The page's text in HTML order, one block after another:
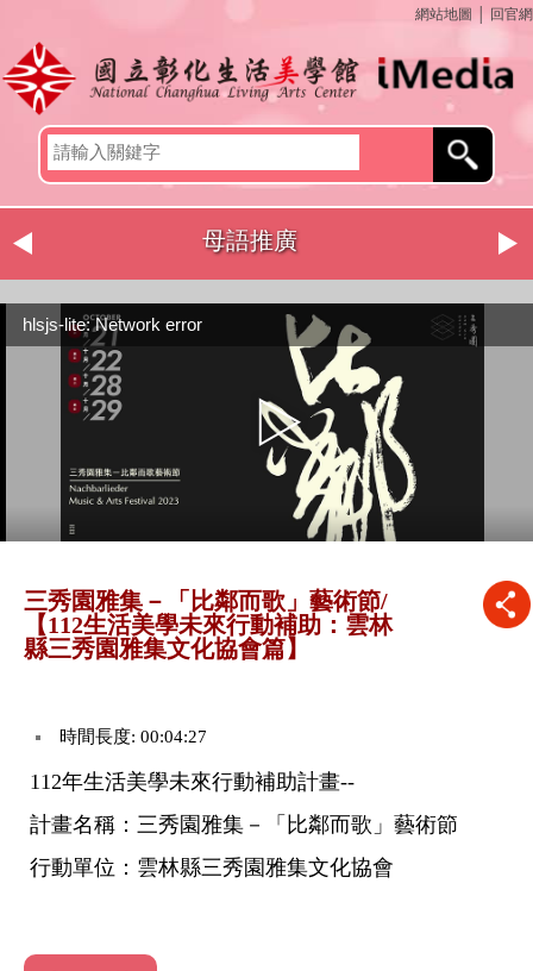
網站地圖 回官網
母語推廣
hlsjs-lite: Network error
三秀園雅集－「比鄰而歌」藝術節/
【112生活美學未來行動補助：雲林
縣三秀園雅集文化協會篇】
時間長度: 00:04:27
112年生活美學未來行動補助計畫--
計畫名稱：三秀園雅集－「比鄰而歌」藝術節
行動單位：雲林縣三秀園雅集文化協會